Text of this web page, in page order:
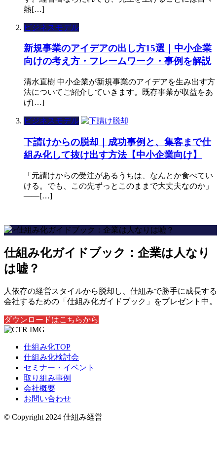
熱[…]
ビジネスモデル
新規事業のアイデアの出し方15選｜中小企業
向けの考え方・フレームワーク・事例を解説
清水直樹 中小企業が新規事業のアイデアを生み出す方
法についてご紹介していきます。既存事業が収益をあ
げ[…]
ビジネスモデル
下請けからの脱却｜成功事例と、集客まで仕
組み化して抜け出す方法【中小企業向け】
「元請けからの受注があるうちは、なんとか食べてい
ける。でも、この先ずっとこのままで大丈夫なのか」
——[…]
仕組み化ガイドブック：企業は人なり
は嘘？
人依存の経営スタイルから脱却し、仕組みで勝手に成長する
会社するための「仕組み化ガイドブック」をプレゼント中。
ダウンロードはこちらから
仕組み化TOP
仕組み化検討会
セミナー・イベント
取り組み事例
会社概要
お問い合わせ
© Copyright 2024 仕組み経営